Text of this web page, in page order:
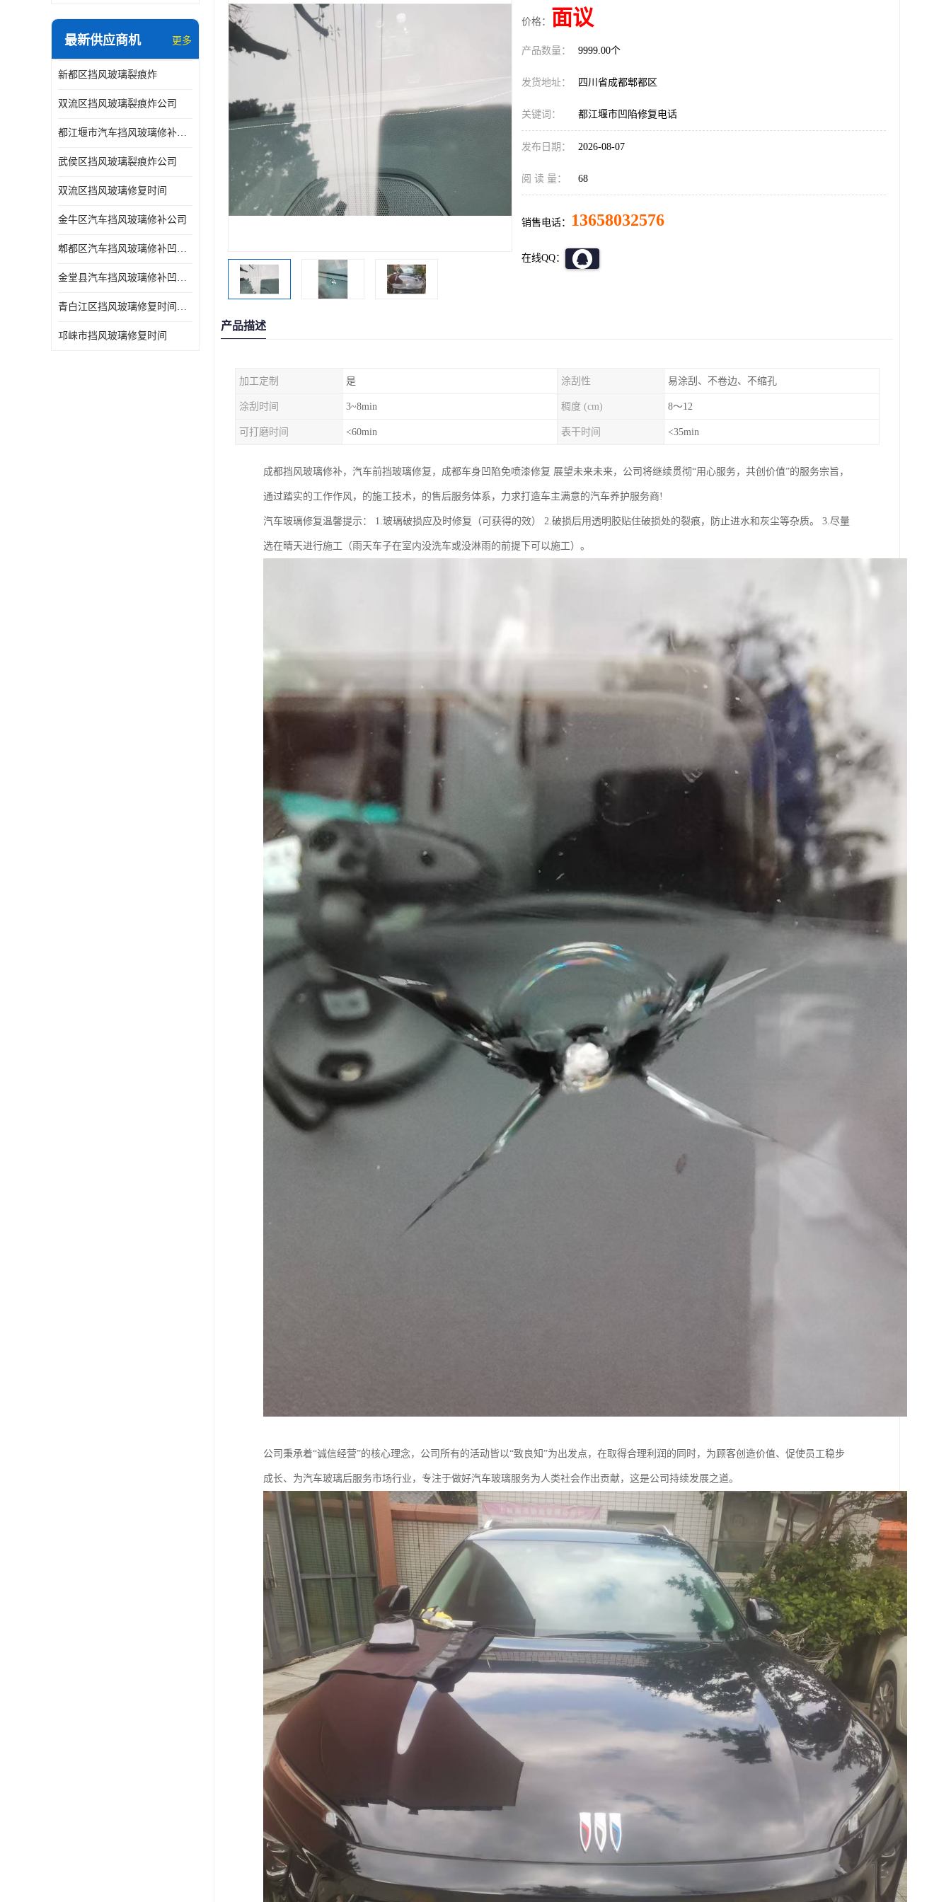
最新供应商机 更多
新都区挡风玻璃裂痕炸
双流区挡风玻璃裂痕炸公司
都江堰市汽车挡风玻璃修补凹陷修复
武侯区挡风玻璃裂痕炸公司
双流区挡风玻璃修复时间
金牛区汽车挡风玻璃修补公司
郫都区汽车挡风玻璃修补凹陷修复公司
金堂县汽车挡风玻璃修补凹陷修复公司
青白江区挡风玻璃修复时间公司
邛崃市挡风玻璃修复时间
价格： 面议
产品数量： 9999.00个
发货地址： 四川省成都郫都区
关键词： 都江堰市凹陷修复电话
发布日期： 2026-08-07
阅 读 量： 68
销售电话： 13658032576
在线QQ：
产品描述
加工定制 是 涂刮性 易涂刮、不卷边、不缩孔
涂刮时间 3~8min 稠度 (cm) 8～12
可打磨时间 <60min 表干时间 <35min
成都挡风玻璃修补，汽车前挡玻璃修复，成都车身凹陷免喷漆修复 展望未来未来，公司将继续贯彻“用心服务，共创价值”的服务宗旨，
通过踏实的工作作风，的施工技术，的售后服务体系，力求打造车主满意的汽车养护服务商!
汽车玻璃修复温馨提示： 1.玻璃破损应及时修复（可获得的效） 2.破损后用透明胶贴住破损处的裂痕，防止进水和灰尘等杂质。 3.尽量
选在晴天进行施工（雨天车子在室内没洗车或没淋雨的前提下可以施工）。
公司秉承着“诚信经营”的核心理念，公司所有的活动皆以“致良知”为出发点，在取得合理利润的同时，为顾客创造价值、促使员工稳步
成长、为汽车玻璃后服务市场行业，专注于做好汽车玻璃服务为人类社会作出贡献，这是公司持续发展之道。